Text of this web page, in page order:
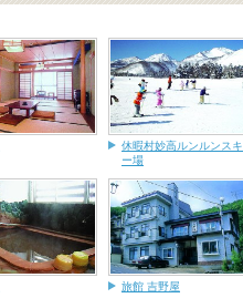
休暇村妙高ルンルンスキ
ー場
旅館 吉野屋